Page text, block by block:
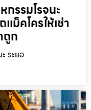
กรรมโรจนะ
ม็คโครให้เช่า
ถูก
ระยอ